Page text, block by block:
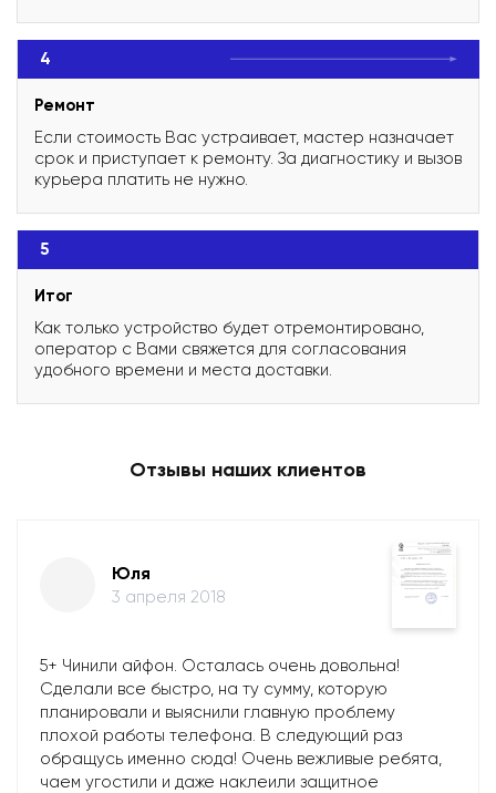
4
Ремонт
Если стоимость Вас устраивает, мастер назначает
срок и приступает к ремонту. За диагностику и вызов
курьера платить не нужно.
5
Итог
Как только устройство будет отремонтировано,
оператор с Вами свяжется для согласования
удобного времени и места доставки.
Отзывы наших клиентов
Юля
3 апреля 2018
5+ Чинили айфон. Осталась очень довольна!
Сделали все быстро, на ту сумму, которую
планировали и выяснили главную проблему
плохой работы телефона. В следующий раз
обращусь именно сюда! Очень вежливые ребята,
чаем угостили и даже наклеили защитное